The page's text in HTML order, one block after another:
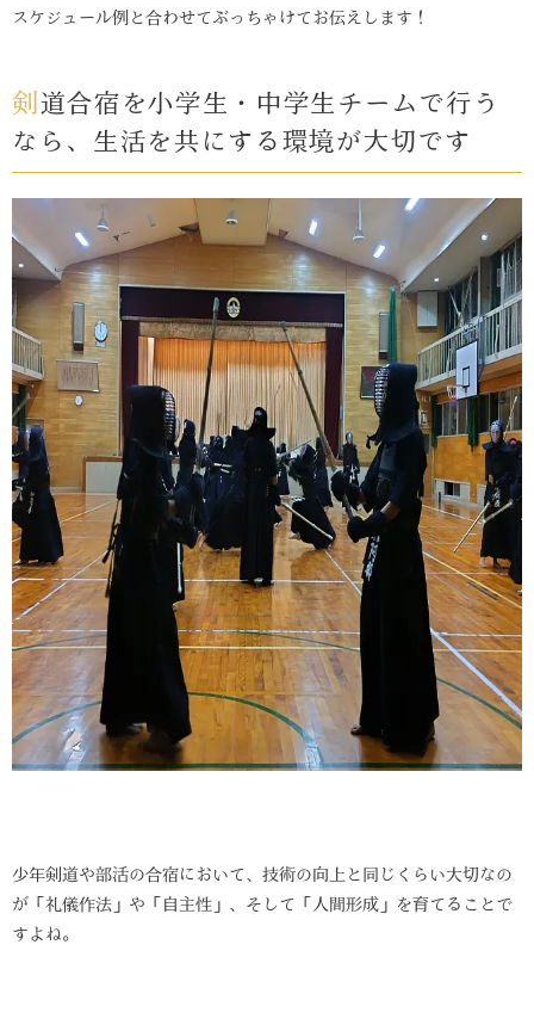
スケジュール例と合わせてぶっちゃけてお伝えします！
剣道合宿を小学生・中学生チームで行う
なら、生活を共にする環境が大切です
少年剣道や部活の合宿において、技術の向上と同じくらい大切なの
が「礼儀作法」や「自主性」、そして「人間形成」を育てることで
すよね。